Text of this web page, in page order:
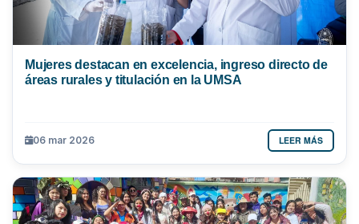
Mujeres destacan en excelencia, ingreso directo de
áreas rurales y titulación en la UMSA
06 mar 2026 LEER MÁS